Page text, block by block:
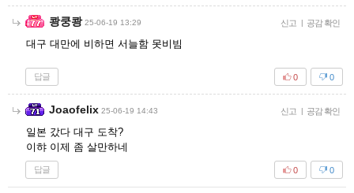
쾅쿵쾅 25-06-19 13:29 신고 | 공감 확인
대구 대만에 비하면 서늘함 못비빔
답글 0
0
Joaofelix 25-06-19 14:43 신고 | 공감 확인
일본 갔다 대구 도착?
이햐 이제 좀 살만하네
답글 0
0